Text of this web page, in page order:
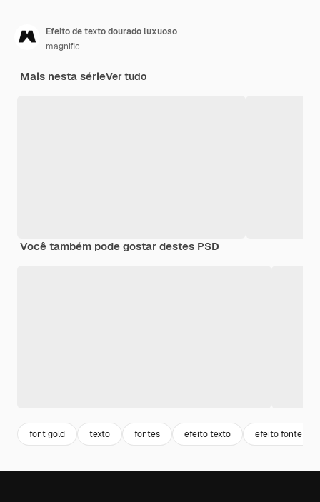
Efeito de texto dourado luxuoso
magnific
Mais nesta sérieVer tudo
Você também pode gostar destes PSD
font gold texto fontes efeito texto efeito fonte